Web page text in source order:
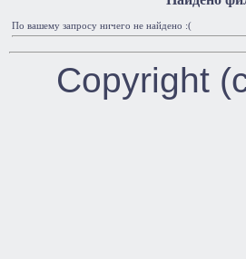
По вашему запросу ничего не найдено :(
Copyright